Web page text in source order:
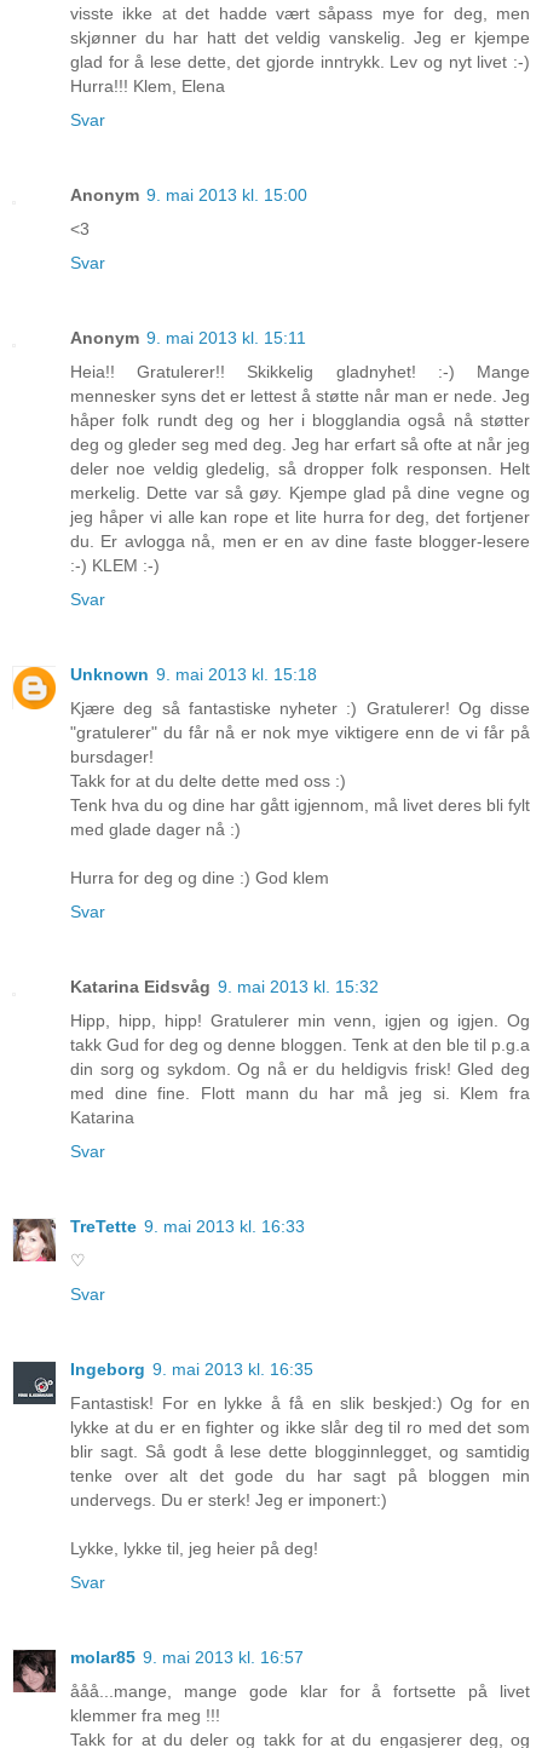
visste ikke at det hadde vært såpass mye for deg, men
skjønner du har hatt det veldig vanskelig. Jeg er kjempe
glad for å lese dette, det gjorde inntrykk. Lev og nyt livet :-)
Hurra!!! Klem, Elena
Svar
Anonym 9. mai 2013 kl. 15:00
<3
Svar
Anonym 9. mai 2013 kl. 15:11
Heia!! Gratulerer!! Skikkelig gladnyhet! :-) Mange
mennesker syns det er lettest å støtte når man er nede. Jeg
håper folk rundt deg og her i blogglandia også nå støtter
deg og gleder seg med deg. Jeg har erfart så ofte at når jeg
deler noe veldig gledelig, så dropper folk responsen. Helt
merkelig. Dette var så gøy. Kjempe glad på dine vegne og
jeg håper vi alle kan rope et lite hurra for deg, det fortjener
du. Er avlogga nå, men er en av dine faste blogger-lesere
:-) KLEM :-)
Svar
Unknown 9. mai 2013 kl. 15:18
Kjære deg så fantastiske nyheter :) Gratulerer! Og disse
"gratulerer" du får nå er nok mye viktigere enn de vi får på
bursdager!
Takk for at du delte dette med oss :)
Tenk hva du og dine har gått igjennom, må livet deres bli fylt
med glade dager nå :)
Hurra for deg og dine :) God klem
Svar
Katarina Eidsvåg 9. mai 2013 kl. 15:32
Hipp, hipp, hipp! Gratulerer min venn, igjen og igjen. Og
takk Gud for deg og denne bloggen. Tenk at den ble til p.g.a
din sorg og sykdom. Og nå er du heldigvis frisk! Gled deg
med dine fine. Flott mann du har må jeg si. Klem fra
Katarina
Svar
TreTette 9. mai 2013 kl. 16:33
♡
Svar
Ingeborg 9. mai 2013 kl. 16:35
Fantastisk! For en lykke å få en slik beskjed:) Og for en
lykke at du er en fighter og ikke slår deg til ro med det som
blir sagt. Så godt å lese dette blogginnlegget, og samtidig
tenke over alt det gode du har sagt på bloggen min
undervegs. Du er sterk! Jeg er imponert:)
Lykke, lykke til, jeg heier på deg!
Svar
molar85 9. mai 2013 kl. 16:57
ååå...mange, mange gode klar for å fortsette på livet
klemmer fra meg !!!
Takk for at du deler og takk for at du engasjerer deg, og